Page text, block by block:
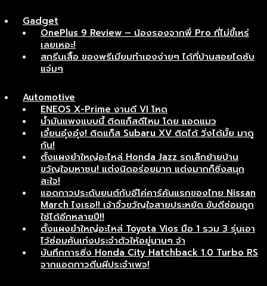
Gadget
OnePlus 9 Review – น้องรองจากพี่ Pro ที่ไม่ขี้เหร่
เลยเหอะ!
สกรีนเสื้อ ของพรีเมียมทำเองง่ายๆ ได้ที่บ้านสอยไดซับ
แจ่มๆ
Automotive
ENEOS X-Prime งานดี VI โหด
น้ำมันแพงแบบนี้ ติดแก็สดีไหม โดย แอดแมว
เจี๋ยนอุ๋งอุ๋ง! ติดแก็ส Subaru XV ติดได้ วิ่งได้มั้ย มาดู
กัน!
ตั้งแผงยำใหญ่อะไหล่ Honda Jazz รถเล็กย้ายบ้าน
ขวัญใจมหาชน! แต่งนิดอร่อยมาก แต่งมากก็ซิ่งสนุก
สะใจ!
แอดกาวประดับยนต์กับอีโค่คาร์คันแรกของไทย Nissan
March ไงเธอ!! เจ้าจิ๋วขวัญใจสายประหยัด ขับดีซ่อมถูก
ใช้ได้อีกหลายปี!!
ตั้งแผงยำใหญ่อะไหล่ Toyota Vios มือ 1 รวม 3 รุ่นเอา
ไว้ซ่อมคันเก่งประจำตัวให้อยู่นานๆ จ้า
บันทึกการซิ่ง Honda City Hatchback 1.0 Turbo RS
จากแอดกาวตีนผีประจำเพจ!